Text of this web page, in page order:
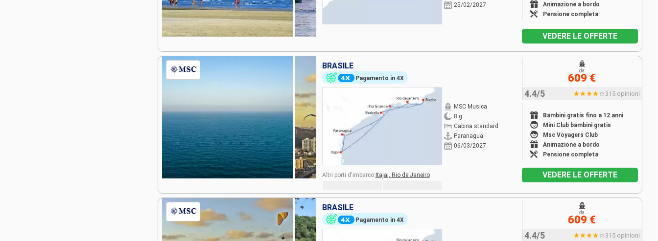
25/02/2027
Animazione a bordo
Pensione completa
VEDERE LE OFFERTE
BRASILE
Pagamento in 4X
MSC Musica
8 g
Cabina standard
Paranagua
06/03/2027
4.4/5 315 opinioni
Bambini gratis fino a 12 anni
Mini Club bambini gratis
Msc Voyagers Club
Animazione a bordo
Pensione completa
da
609 €
Altri porti d'imbarco:Itajai, Rio de Janeiro VEDERE LE OFFERTE
BRASILE
Pagamento in 4X
4.4/5 315 opinioni
da
609 €